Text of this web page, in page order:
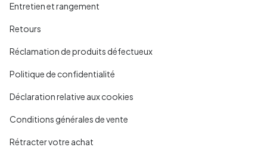
Entretien et rangement
Retours
Réclamation de produits défectueux
Politique de confidentialité
Déclaration relative aux cookies
Conditions générales de vente
Rétracter votre achat